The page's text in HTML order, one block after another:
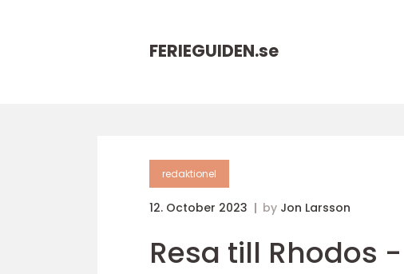
FERIEGUIDEN.se
redaktionel
12. October 2023 by Jon Larsson
Resa till Rhodos